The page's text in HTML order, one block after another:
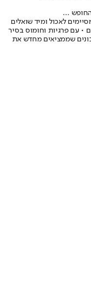
לאכול ומיד שואלים
• עם פרגיות וחומוס בסיר
שממציאים מחדש את